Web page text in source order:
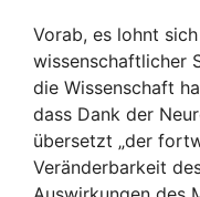
Vorab, es lohnt
wissenschaftlicher
die Wissenschaft
dass Dank der
übersetzt „der
Veränderbarkeit